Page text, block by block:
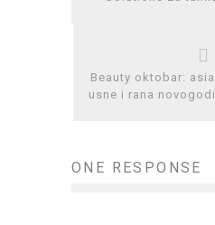
Beauty oktobar:
usne i rana
ONE RESPONSE